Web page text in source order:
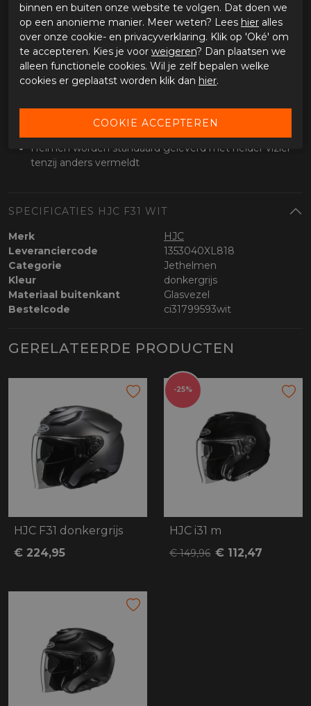
Standaard helder vizier
Geïntegreerd zonnevizier
Kinband
Helmen worden standaard geleverd met helder vizier
tenzij anders vermeldt
SPECIFICATIES HJC F31 WIT
Merk
HJC
Leveranciercode
1353040XL818
Categorie
Jethelmen
Kleur
donkergrijs
Materiaal buitenkant
Glasvezel
Bestelcode
ci31799593wit
GERELATEERDE PRODUCTEN
HJC F31 donkergrijs
€ 224,95
-25%
HJC i31 m
€ 149,96 € 112,47
binnen en buiten onze website te volgen. Dat doen we
op een anonieme manier. Meer weten? Lees hier alles
over onze cookie- en privacyverklaring. Klik op 'Oké' om
te accepteren. Kies je voor weigeren? Dan plaatsen we
alleen functionele cookies. Wil je zelf bepalen welke
cookies er geplaatst worden klik dan hier.